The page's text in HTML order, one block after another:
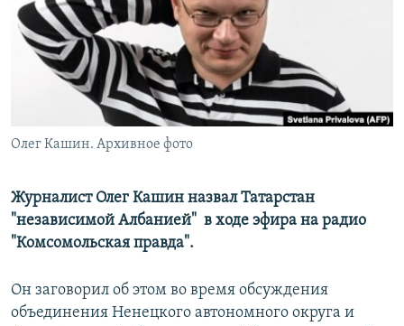
РАСПИСАНИЕ ВЕЩАНИЯ
ПОДПИШИТЕСЬ НА РАССЫЛКУ
СОЦИАЛЬНЫЕ СЕТИ
Все сайты РСЕ/РС
Олег Кашин. Архивное фото
Журналист Олег Кашин назвал Татарстан
"независимой Албанией" в ходе эфира на радио
"Комсомольская правда".
Он заговорил об этом во время обсуждения
объединения Ненецкого автономного округа и